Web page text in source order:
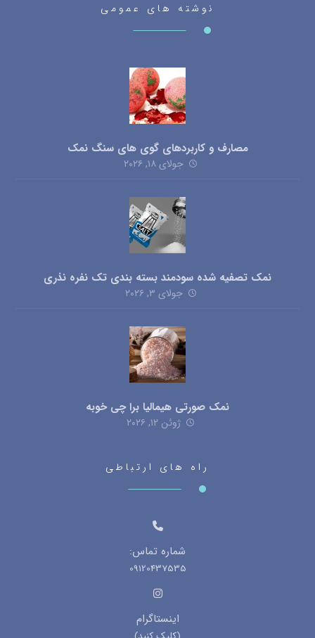
نوشته های عمومی
مصارف و کاربردهای گوی های سنگ نمک
جولای ۱۸, ۲۰۲۶
نمک تصفیه شده سودمند بسته بندی تک نفره نذری
جولای ۳, ۲۰۲۶
نمک صورتی هیمالیا برا چی خوبه
ژوئن ۱۲, ۲۰۲۶
راه های ارتباطی
شماره تماس:
09120437535
اینستاگرام